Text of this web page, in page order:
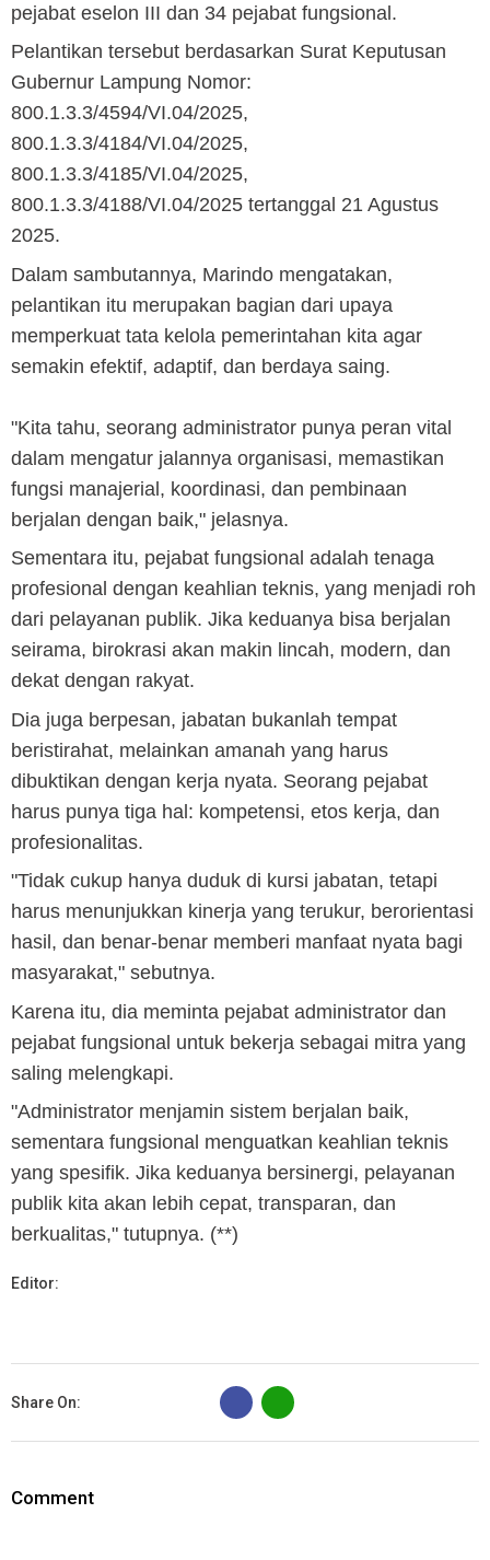
pejabat eselon III dan 34 pejabat fungsional.
Pelantikan tersebut berdasarkan Surat Keputusan
Gubernur Lampung Nomor:
800.1.3.3/4594/VI.04/2025,
800.1.3.3/4184/VI.04/2025,
800.1.3.3/4185/VI.04/2025,
800.1.3.3/4188/VI.04/2025 tertanggal 21 Agustus
2025.
Dalam sambutannya, Marindo mengatakan,
pelantikan itu merupakan bagian dari upaya
memperkuat tata kelola pemerintahan kita agar
semakin efektif, adaptif, dan berdaya saing.
"Kita tahu, seorang administrator punya peran vital
dalam mengatur jalannya organisasi, memastikan
fungsi manajerial, koordinasi, dan pembinaan
berjalan dengan baik," jelasnya.
Sementara itu, pejabat fungsional adalah tenaga
profesional dengan keahlian teknis, yang menjadi roh
dari pelayanan publik. Jika keduanya bisa berjalan
seirama, birokrasi akan makin lincah, modern, dan
dekat dengan rakyat.
Dia juga berpesan, jabatan bukanlah tempat
beristirahat, melainkan amanah yang harus
dibuktikan dengan kerja nyata. Seorang pejabat
harus punya tiga hal: kompetensi, etos kerja, dan
profesionalitas.
"Tidak cukup hanya duduk di kursi jabatan, tetapi
harus menunjukkan kinerja yang terukur, berorientasi
hasil, dan benar-benar memberi manfaat nyata bagi
masyarakat," sebutnya.
Karena itu, dia meminta pejabat administrator dan
pejabat fungsional untuk bekerja sebagai mitra yang
saling melengkapi.
"Administrator menjamin sistem berjalan baik,
sementara fungsional menguatkan keahlian teknis
yang spesifik. Jika keduanya bersinergi, pelayanan
publik kita akan lebih cepat, transparan, dan
berkualitas," tutupnya. (**)
Editor:
Share On:
B
Comment